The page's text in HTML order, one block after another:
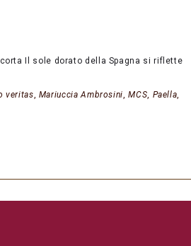
Il sole dorato della Spagna si riflette
veritas, Mariuccia Ambrosini,MCS, Paella,